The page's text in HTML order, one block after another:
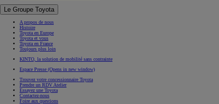
Le Groupe Toyota
A propos de nous
Histoire
Toyota en Europe
Toyota et vous
Toyota en France
Toujours plus loin
KINTO, la solution de mobilité sans contrainte
Espace Presse (Opens in new window)
Trouvez votre concessionnaire Toyota
Prendre un RDV Atelier
Essayez une Toyota
Contactez-nous
Foire aux questions